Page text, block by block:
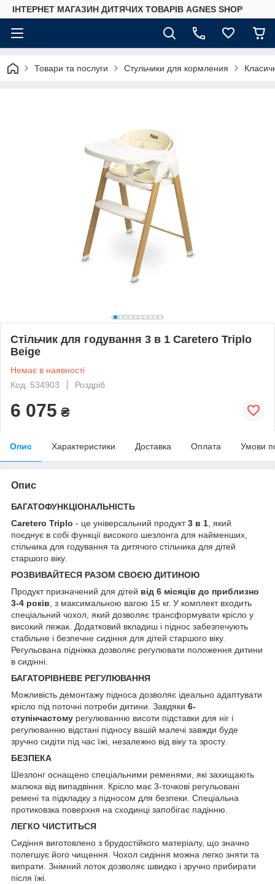
ІНТЕРНЕТ МАГАЗИН ДИТЯЧИХ ТОВАРІВ AGNES SHOP
Товари та послуги Стульчики для кормления
Стільчик для годування 3 в 1 Caretero Triplo
Beige
Немає в наявності
Код: 534903
Роздріб
6 075 ₴
Опис Характеристики Доставка Оплата Умови
Опис
БАГАТОФУНКЦІОНАЛЬНІСТЬ
Caretero Triplo - це універсальний продукт3 в 1 , який
поєднує в собі функції високого шезлонга для найменших,
стільчика для годування та дитячого стільчика для дітей
старшого віку.
РОЗВИВАЙТЕСЯ РАЗОМ СВОЄЮ ДИТИНОЮ
Продукт призначений для дітей від 6 місяців до приблизно
3-4 років , з максимальною вагою 15 кг. У комплект входить
спеціальний чохол, який дозволяє трансформувати крісло у
високий лежак. Додатковий вкладиш і піднос забезпечують
стабільне і безпечне сидіння для дітей старшого віку.
Регульована підніжка дозволяє регулювати положення дитини
в сидінні.
БАГАТОРІВНЕВЕ РЕГУЛЮВАННЯ
Можливість демонтажу підноса дозволяє ідеально адаптувати
крісло під поточні потреби дитини. Завдяки 6-
ступінчастому регулюванню висоти підставки для ніг і
регулюванню відстані підносу вашій малечі завжди буде
зручно сидіти під час їжі, незалежно від віку та зросту.
БЕЗПЕКА
Шезлонг оснащено спеціальними ременями, які захищають
малюка від випадвіння. Крісло має 3-точкові регульовані
ремені та підкладку з підносом для безпеки. Спеціальна
протиковзка поверхня на сходинці запобігає падінню.
ЛЕГКО ЧИСТИТЬСЯ
Сидіння виготовлено з брудостійкого матеріалу, що значно
полегшує його чищення. Чохол сидіння можна легко зняти та
випрати. Знімний лоток дозволяє швидко і зручно прибирати
після їжі.